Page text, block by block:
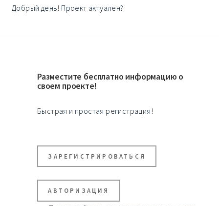
Добрый день! Проект актуален?
Разместите бесплатно информацию о
своем проекте!
Быстрая и простая регистрация!
ЗАРЕГИСТРИРОВАТЬСЯ
АВТОРИЗАЦИЯ